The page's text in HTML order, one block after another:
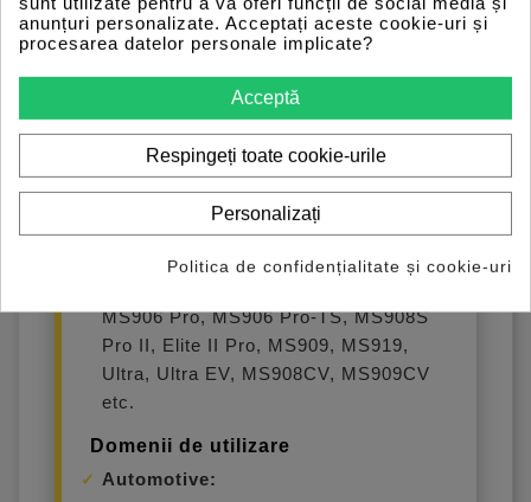
Autel MV105S transformă tableta ta
Autel într-o cameră video de inspecție.
Seria MaxiCOM: MK808S, MK808S-
Pro-TS, MK908, MK908P II, Ultra Lite
etc.
Seria MaxiPRO: MP808S, MP808S-
MS906 Pro, MS906 Pro-TS, MS908S
Pro II, Elite II Pro, MS909, MS919,
Ultra, Ultra EV, MS908CV, MS909CV
etc.
Domenii de utilizare
Automotive:
anunțuri personalizate. Acceptați aceste cookie-uri și
procesarea datelor personale implicate?
Acceptă
Respingeți toate cookie-urile
Personalizați
Politica de confidențialitate și cookie-uri